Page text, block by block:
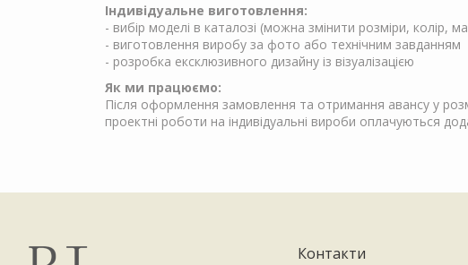
Індивідуальне виготовлення:
- вибір моделі в каталозі (можна змінити розміри, колір,
- виготовлення виробу за фото або технічним завданням
- розробка ексклюзивного дизайну із візуалізацією
Як ми працюємо:
Після оформлення замовлення та отримання авансу у
проектні роботи на індивідуальні вироби оплачуються
Контакти